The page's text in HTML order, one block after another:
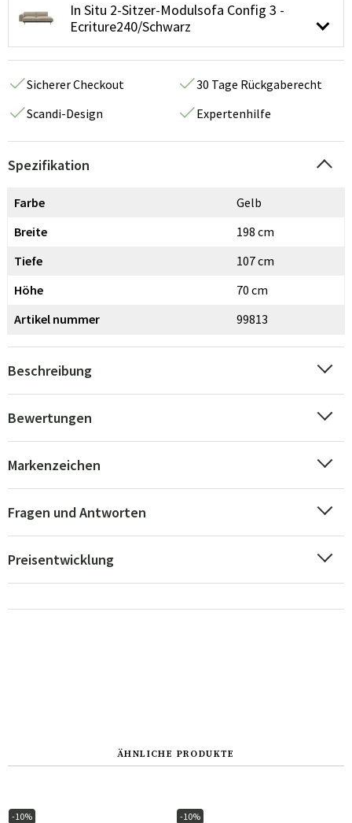
In Situ 2-Sitzer-Modulsofa Config 3 -
Ecriture240/Schwarz
Sicherer Checkout
30 Tage Rückgaberecht
Scandi-Design
Expertenhilfe
Spezifikation
Farbe
Gelb
Breite
198 cm
Tiefe
107 cm
Höhe
70 cm
Artikel nummer
99813
Beschreibung
Bewertungen
Markenzeichen
Fragen und Antworten
Preisentwicklung
ÄHNLICHE PRODUKTE
-10% -10%